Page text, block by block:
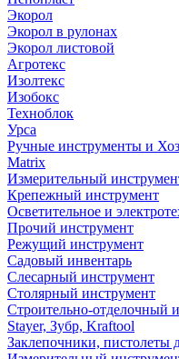
Экорол
Экорол в рулонах
Экорол листовой
Агротекс
Изолтекс
Изобокс
Техноблок
Урса
Ручные инструменты и
Matrix
Измерительный
Крепежный инструмент
Осветительное и
Прочий инструмент
Режущий инструмент
Садовый инвентарь
Слесарный инструмент
Столярный инструмент
Строительно-отделочный
Stayer, Зубр, Kraftool
Заклепочники, пистолеты